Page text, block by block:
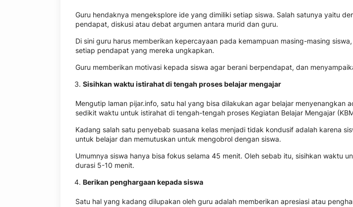
Guru hendaknya mengeksplore ide yang dimiliki setiap siswa. Salah satunya yaitu
pendapat, diskusi atau debat argumen antara murid dan guru.
Di sini guru harus memberikan kepercayaan pada kemampuan masing-masing
setiap pendapat yang mereka ungkapkan.
Guru memberikan motivasi kepada siswa agar berani berpendapat, dan
Sisihkan waktu istirahat di tengah proses belajar mengajar
Mengutip laman pijar.info, satu hal yang bisa dilakukan agar belajar menyenangkan
sedikit waktu untuk istirahat di tengah-tengah proses Kegiatan Belajar Mengajar
Kadang salah satu penyebab suasana kelas menjadi tidak kondusif adalah karena
untuk belajar dan memutuskan untuk mengobrol dengan siswa.
Umumnya siswa hanya bisa fokus selama 45 menit. Oleh sebab itu, sisihkan waktu
durasi 5-10 menit.
Berikan penghargaan kepada siswa
Satu hal yang kadang dilupakan oleh guru adalah memberikan apresiasi atau